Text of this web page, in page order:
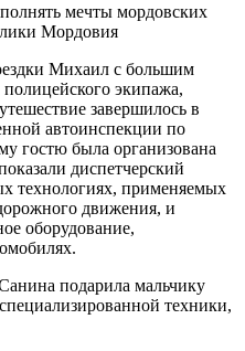
мечты мордовских
Мордовия
Михаил с большим
экипажа,
завершилось в
автоинспекции по
гостю была организована
диспетчерский
технологиях, применяемых
движения, и
оборудование,
подарила мальчику
техники,